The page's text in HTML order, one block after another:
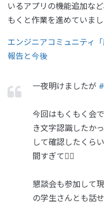
いるアプリの機能追加な
もくと作業を進めていまし
エンジニアコミュニティ
報告と今後
一夜明けましたが
今回はもくもく会
き文字認識したか
して確認したくら
間すぎて🤦‍♀️
懇談会も参加して
の学生さんとも話